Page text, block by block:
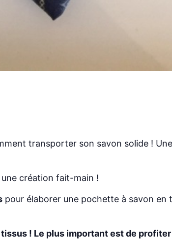
transporter son savon solide ! Une
une création fait-main !
pour élaborer une pochette à savon en
! Le plus important est de